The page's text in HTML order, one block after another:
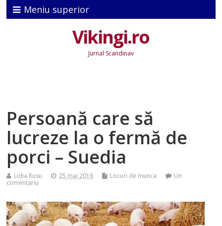
Meniu superior
Vikingi.ro
Jurnal Scandinav
Persoană care să
lucreze la o fermă de
porci – Suedia
Lidia Rusu 25 mai 2016 Locuri de munca
Un
comentariu